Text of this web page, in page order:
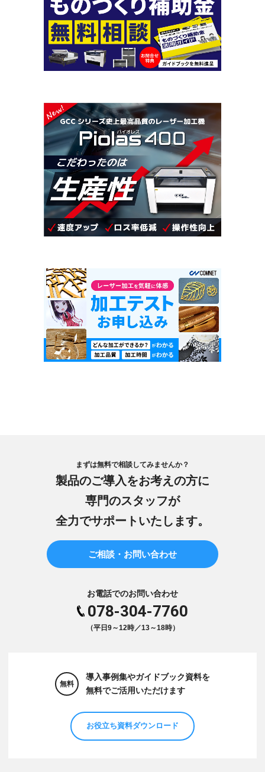
まずは無料で相談してみませんか？
製品のご導入をお考えの方に
専門のスタッフが
全力でサポートいたします。
ご相談・お問い合わせ
お電話でのお問い合わせ
078-304-7760
（平日9～12時／13～18時）
無料
導入事例集やガイドブック資料を
無料でご活用いただけます
お役立ち資料ダウンロード